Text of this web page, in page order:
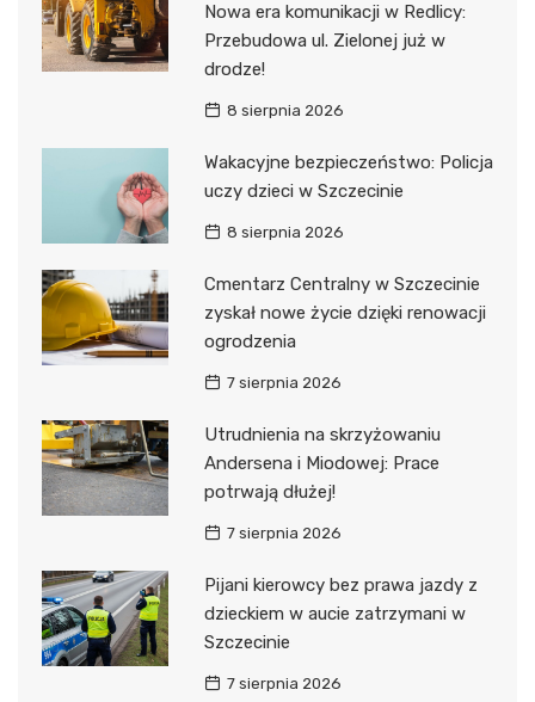
Nowa era komunikacji w Redlicy:
Przebudowa ul. Zielonej już w
drodze!
8 sierpnia 2026
Wakacyjne bezpieczeństwo: Policja
uczy dzieci w Szczecinie
8 sierpnia 2026
Cmentarz Centralny w Szczecinie
zyskał nowe życie dzięki renowacji
ogrodzenia
7 sierpnia 2026
Utrudnienia na skrzyżowaniu
Andersena i Miodowej: Prace
potrwają dłużej!
7 sierpnia 2026
Pijani kierowcy bez prawa jazdy z
dzieckiem w aucie zatrzymani w
Szczecinie
7 sierpnia 2026